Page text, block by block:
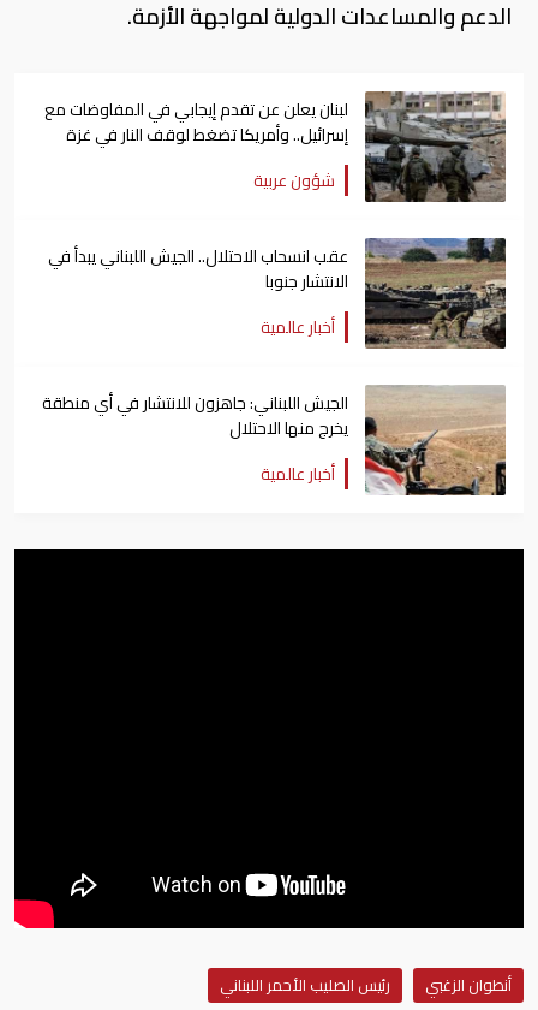
الدعم والمساعدات الدولية لمواجهة الأزمة.
لبنان يعلن عن تقدم إيجابي في المفاوضات مع
إسرائيل.. وأمريكا تضغط لوقف النار في غزة
شؤون عربية
عقب انسحاب الاحتلال.. الجيش اللبناني يبدأ في
الانتشار جنوبا
أخبار عالمية
الجيش اللبناني: جاهزون للانتشار في أي منطقة
يخرج منها الاحتلال
أخبار عالمية
أنطوان الزغبي رئيس الصليب الأحمر اللبناني